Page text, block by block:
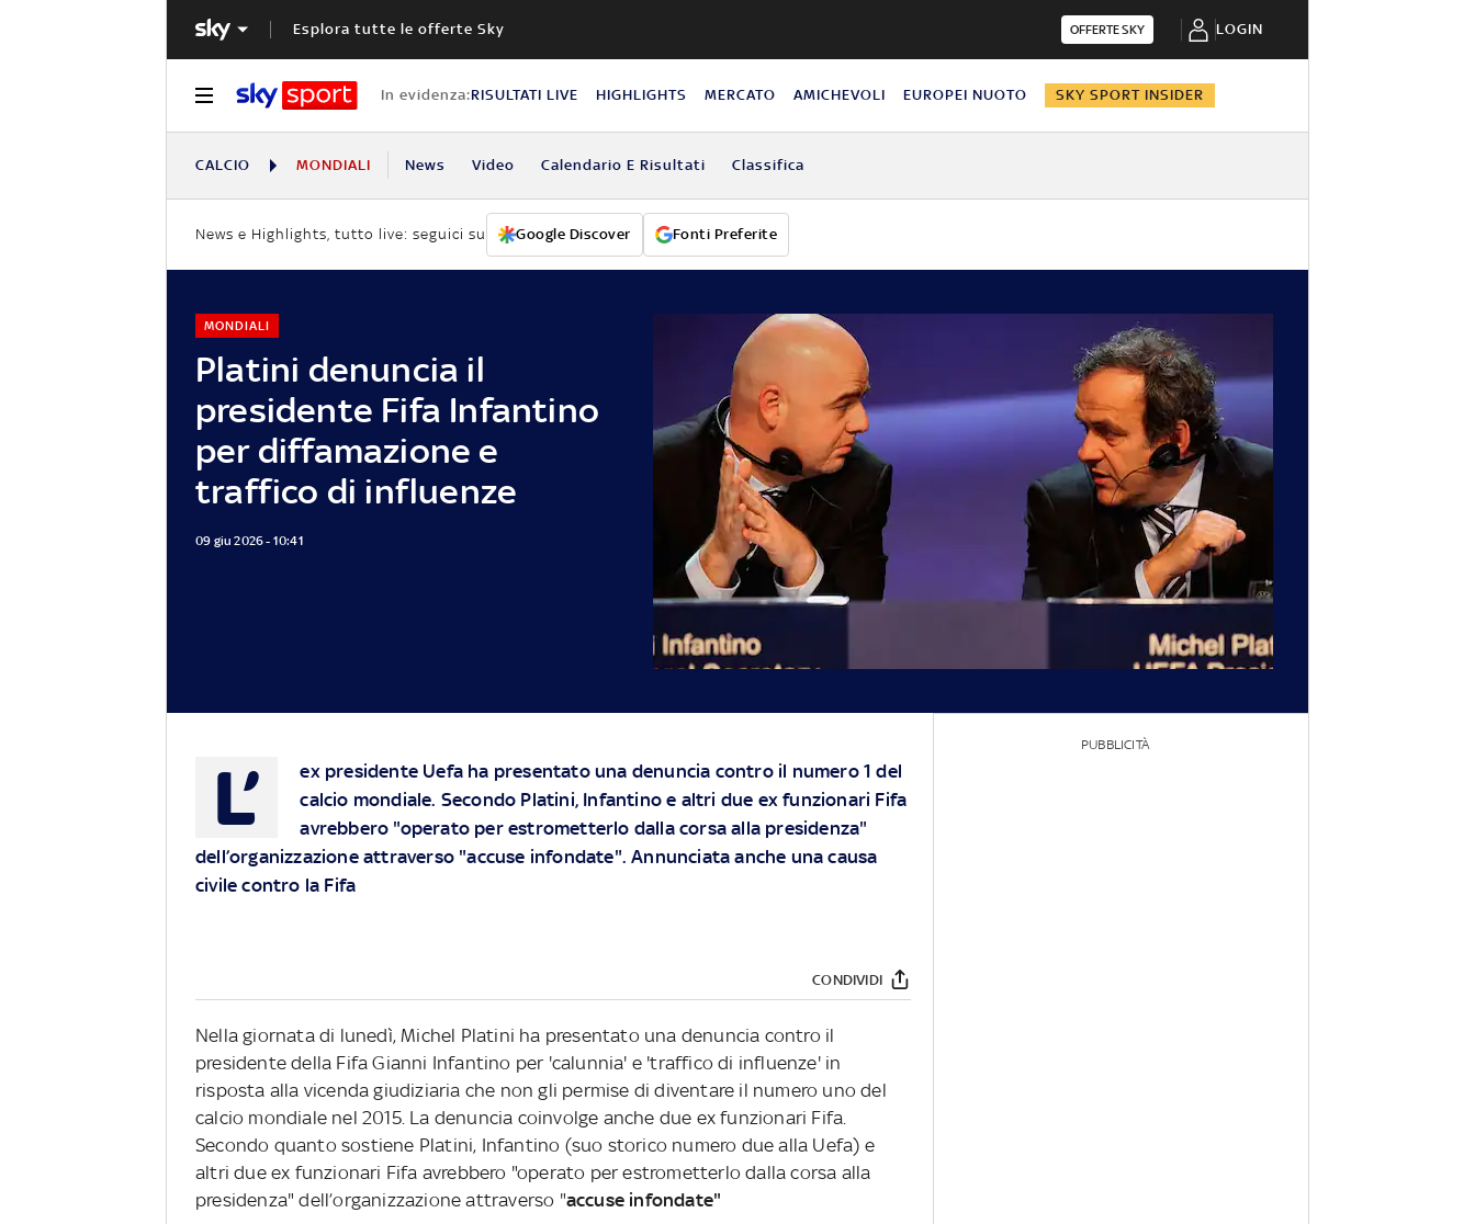
Esplora tutte le offerte Sky OFFERTE SKY LOGIN
In evidenza:RISULTATI LIVE HIGHLIGHTS MERCATO AMICHEVOLI EUROPEI NUOTO SKY SPORT INSIDER
CALCIO MONDIALI News Video Calendario E Risultati Classifica
News e Highlights, tutto live: seguici su Google Discover Fonti Preferite
Platini denuncia il
presidente Fifa Infantino
per diffamazione e
traffico di influenze
MONDIALI
09 giu 2026 - 10:41
L’
ex presidente Uefa ha presentato una denuncia contro il numero 1 del
calcio mondiale. Secondo Platini, Infantino e altri due ex funzionari Fifa
avrebbero "operato per estrometterlo dalla corsa alla presidenza"
dell’organizzazione attraverso "accuse infondate". Annunciata anche una causa
civile contro la Fifa
CONDIVIDI
Nella giornata di lunedì, Michel Platini ha presentato una denuncia contro il
presidente della Fifa Gianni Infantino per 'calunnia' e 'traffico di influenze' in
risposta alla vicenda giudiziaria che non gli permise di diventare il numero uno del
calcio mondiale nel 2015. La denuncia coinvolge anche due ex funzionari Fifa.
Secondo quanto sostiene Platini, Infantino (suo storico numero due alla Uefa) e
altri due ex funzionari Fifa avrebbero "operato per estrometterlo dalla corsa alla
presidenza" dell’organizzazione attraverso "accuse infondate"
PUBBLICITÀ